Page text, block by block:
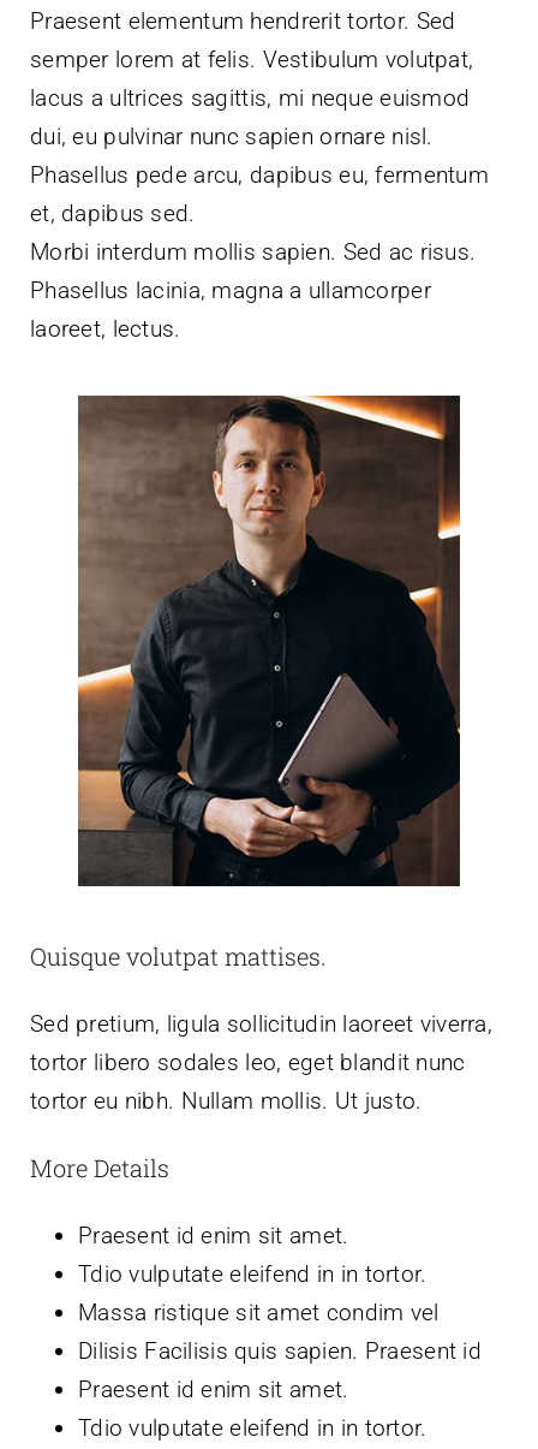
Praesent elementum hendrerit tortor. Sed
semper lorem at felis. Vestibulum volutpat,
lacus a ultrices sagittis, mi neque euismod
dui, eu pulvinar nunc sapien ornare nisl.
Phasellus pede arcu, dapibus eu, fermentum
et, dapibus sed.
Morbi interdum mollis sapien. Sed ac risus.
Phasellus lacinia, magna a ullamcorper
laoreet, lectus.
Quisque volutpat mattises.
Sed pretium, ligula sollicitudin laoreet viverra,
tortor libero sodales leo, eget blandit nunc
tortor eu nibh. Nullam mollis. Ut justo.
More Details
Praesent id enim sit amet.
Tdio vulputate eleifend in in tortor.
Massa ristique sit amet condim vel
Dilisis Facilisis quis sapien. Praesent id
Praesent id enim sit amet.
Tdio vulputate eleifend in in tortor.